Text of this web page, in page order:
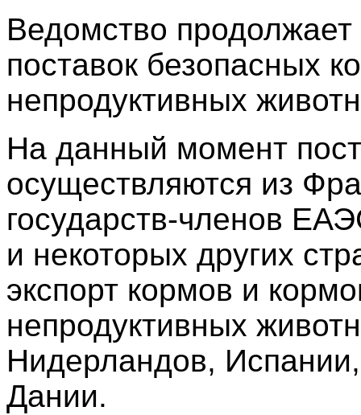
Ведомство
поставок безопасных
непродуктивных
На данный момент
осуществляются из
государств-членов
и некоторых других
экспорт кормов и
непродуктивных
Нидерландов,
Дании.